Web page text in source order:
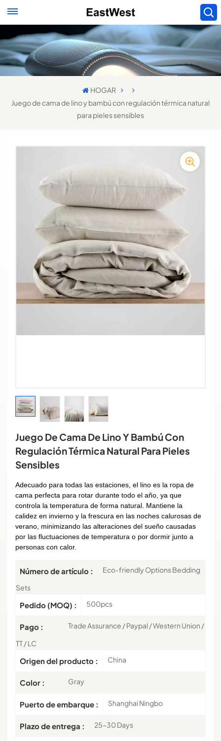
HOGAR
Juego de cama de lino y bambú con regulación térmica natural
para pieles sensibles
Juego De Cama De Lino Y Bambú Con
Regulación Térmica Natural Para Pieles
Sensibles
Adecuado para todas las estaciones, el lino es la ropa de
cama perfecta para rotar durante todo el año, ya que
controla la temperatura de forma natural. Mantiene la
calidez en invierno y la frescura en las noches calurosas de
verano, minimizando las alteraciones del sueño causadas
por las fluctuaciones de temperatura o por dormir junto a
personas con calor.
Número de artículo :
Eco-friendly Options Bedding
Sets
Pedido (MOQ) : 500pcs
Pago :
Trade Assurance / Paypal / Western Union /
TT / LC
Origen del producto : China
Color : Gray
Puerto de embarque : Shanghai Ningbo
Plazo de entrega : 25-30 Days